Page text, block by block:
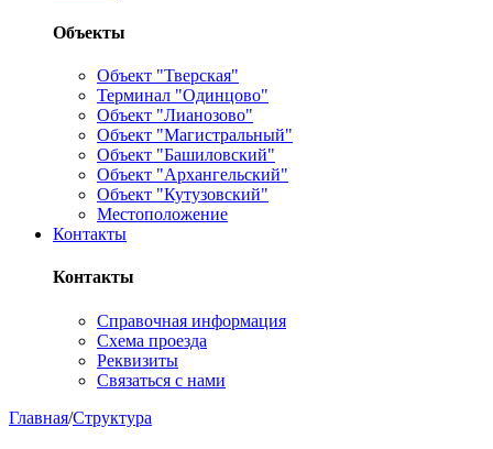
Объекты
Объект "Тверская"
Терминал "Одинцово"
Объект "Лианозово"
Объект "Магистральный"
Объект "Башиловский"
Объект "Архангельский"
Объект "Кутузовский"
Местоположение
Контакты
Контакты
Справочная информация
Схема проезда
Реквизиты
Связаться с нами
Главная/Структура